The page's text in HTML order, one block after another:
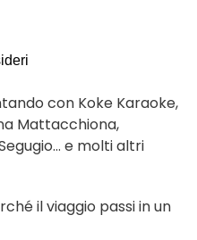
con Koke Karaoke,
Mattacchiona,
e molti altri
il viaggio passi in un